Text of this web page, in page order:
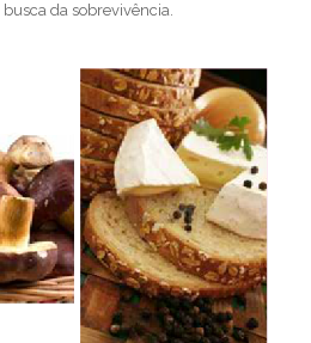
da sobrevivência.